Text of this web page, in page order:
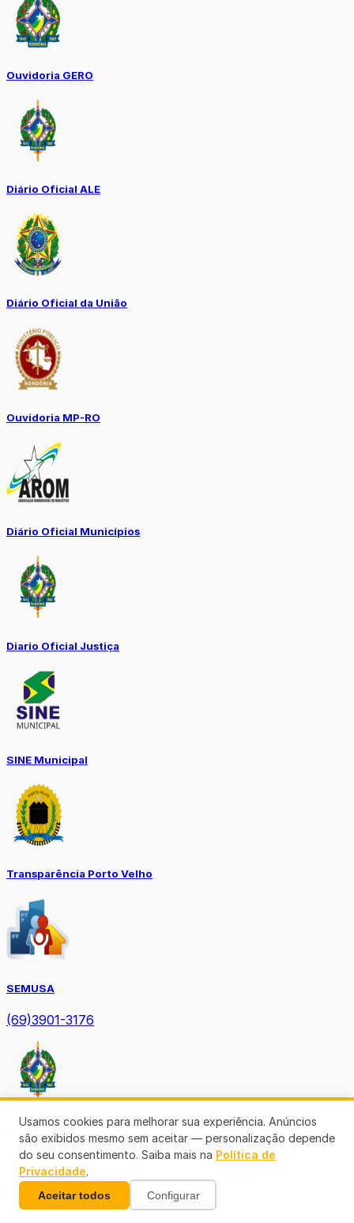
Ouvidoria GERO
Diário Oficial ALE
Diário Oficial da União
Ouvidoria MP-RO
Diário Oficial Municípios
Diario Oficial Justiça
SINE Municipal
Transparência Porto Velho
SEMUSA
(69)3901-3176
Diário Oficial TCE-RO
Usamos cookies para melhorar sua experiência. Anúncios
são exibidos mesmo sem aceitar — personalização depende
do seu consentimento. Saiba mais na Política de
Privacidade.
Aceitar todos Configurar